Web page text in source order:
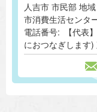
人吉市 市民部 地
市消費生活センタ
電話番号:
【代表
におつなぎします